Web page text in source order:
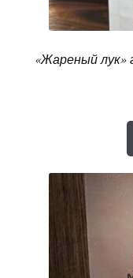
«Жареный лук»